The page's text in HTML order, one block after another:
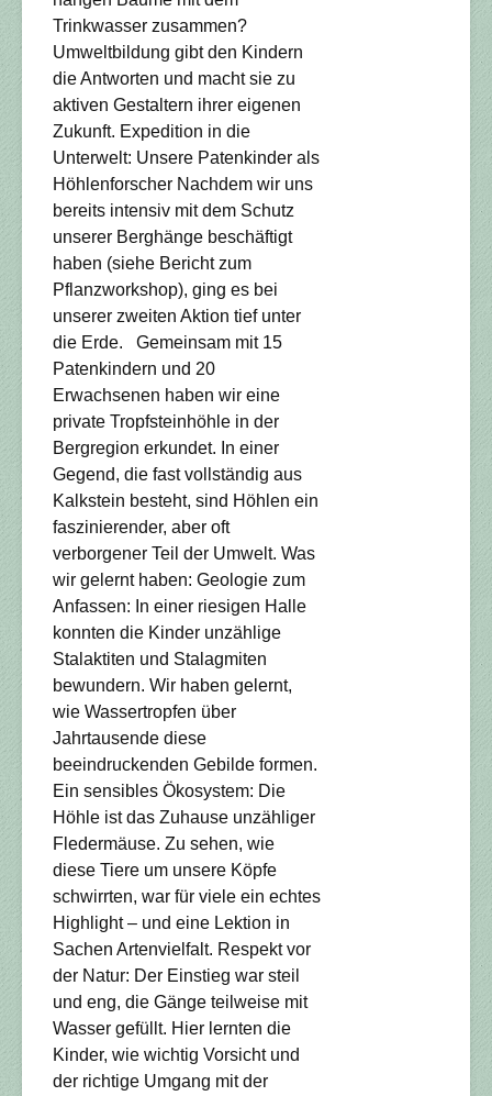
Trinkwasser zusammen?
Umweltbildung gibt den Kindern
die Antworten und macht sie zu
aktiven Gestaltern ihrer eigenen
Zukunft. Expedition in die
Unterwelt: Unsere Patenkinder als
Höhlenforscher Nachdem wir uns
bereits intensiv mit dem Schutz
unserer Berghänge beschäftigt
haben (siehe Bericht zum
Pflanzworkshop), ging es bei
unserer zweiten Aktion tief unter
die Erde. Gemeinsam mit 15
Patenkindern und 20
Erwachsenen haben wir eine
private Tropfsteinhöhle in der
Bergregion erkundet. In einer
Gegend, die fast vollständig aus
Kalkstein besteht, sind Höhlen ein
faszinierender, aber oft
verborgener Teil der Umwelt. Was
wir gelernt haben: Geologie zum
Anfassen: In einer riesigen Halle
konnten die Kinder unzählige
Stalaktiten und Stalagmiten
bewundern. Wir haben gelernt,
wie Wassertropfen über
Jahrtausende diese
beeindruckenden Gebilde formen.
Ein sensibles Ökosystem: Die
Höhle ist das Zuhause unzähliger
Fledermäuse. Zu sehen, wie
diese Tiere um unsere Köpfe
schwirrten, war für viele ein echtes
Highlight – und eine Lektion in
Sachen Artenvielfalt. Respekt vor
der Natur: Der Einstieg war steil
und eng, die Gänge teilweise mit
Wasser gefüllt. Hier lernten die
Kinder, wie wichtig Vorsicht und
der richtige Umgang mit der